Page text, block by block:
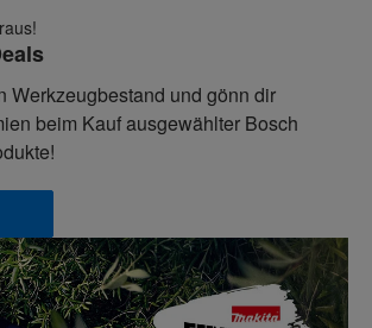
Werkzeugbestand und gönn dir
beim Kauf ausgewählter Bosch